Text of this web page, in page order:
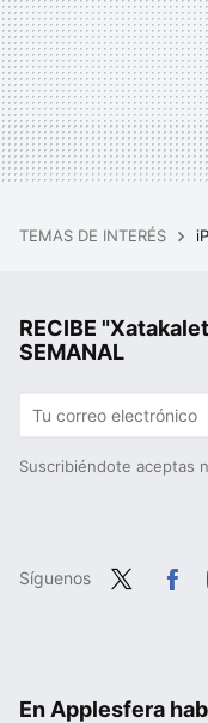
TEMAS DE INTERÉS
RECIBE
SEMANAL
Suscribiéndote aceptas
Síguenos
En Applesfera